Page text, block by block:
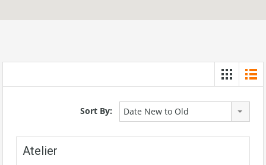
Sort By: Date New to Old
Atelier